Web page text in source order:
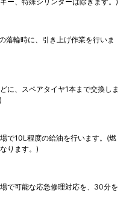
落輪時に、引き上げ作業を行いま
に、スペアタイヤ1本まで交換しま
で10L程度の給油を行います。(燃
ります。)
で可能な応急修理対応を、30分を